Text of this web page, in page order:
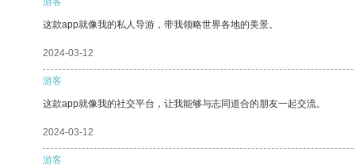
这款app就像我的私人导游，带我领略世界各地的美景。
2024-03-12
游客
这款app就像我的社交平台，让我能够与志同道合的朋友一起交流。
2024-03-12
游客